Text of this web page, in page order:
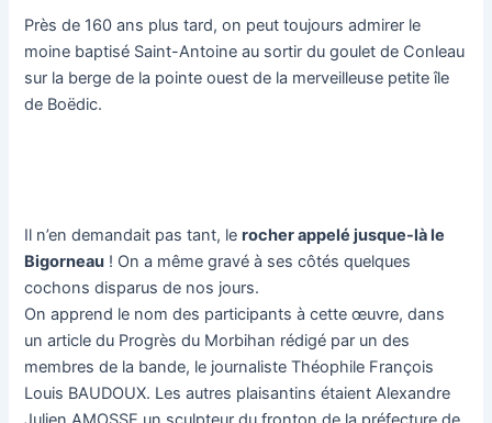
Près de 160 ans plus tard, on peut toujours admirer le
moine baptisé Saint-Antoine au sortir du goulet de Conleau
sur la berge de la pointe ouest de la merveilleuse petite île
de Boëdic.
Il n’en demandait pas tant, lerocher appelé jusque-là le
Bigorneau ! On a même gravé à ses côtés quelques
cochons disparus de nos jours.
On apprend le nom des participants à cette œuvre, dans
un article du Progrès du Morbihan rédigé par un des
membres de la bande, le journaliste Théophile François
Louis BAUDOUX. Les autres plaisantins étaient Alexandre